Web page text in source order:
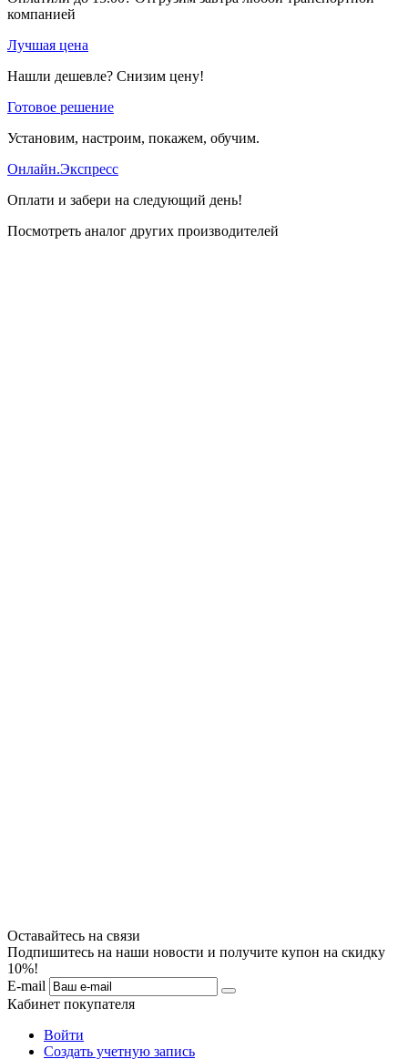
компанией
Лучшая цена
Нашли дешевле? Снизим цену!
Готовое решение
Установим, настроим, покажем, обучим.
Онлайн.Экспресс
Оплати и забери на следующий день!
Посмотреть аналог других производителей
Оставайтесь на связи
Подпишитесь на наши новости и получите купон на скидку
10%!
E-mail
Кабинет покупателя
Войти
Создать учетную запись